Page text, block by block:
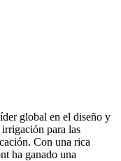
global en el diseño y
para las
Con una rica
ha ganado una